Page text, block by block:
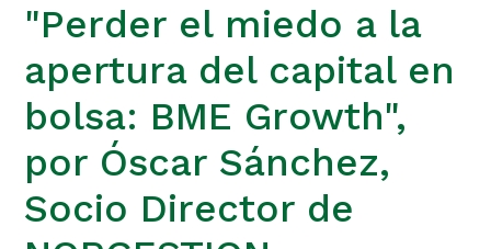
"Perder el miedo a la
apertura del capital en
bolsa: BME Growth",
por Óscar Sánchez,
Socio Director de